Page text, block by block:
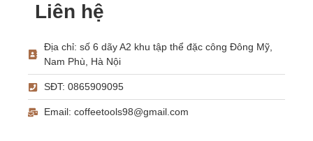
Liên hệ
Địa chỉ: số 6 dãy A2 khu tập thể đặc công Đông Mỹ,
Nam Phù, Hà Nội
SĐT: 0865909095
Email: coffeetools98@gmail.com